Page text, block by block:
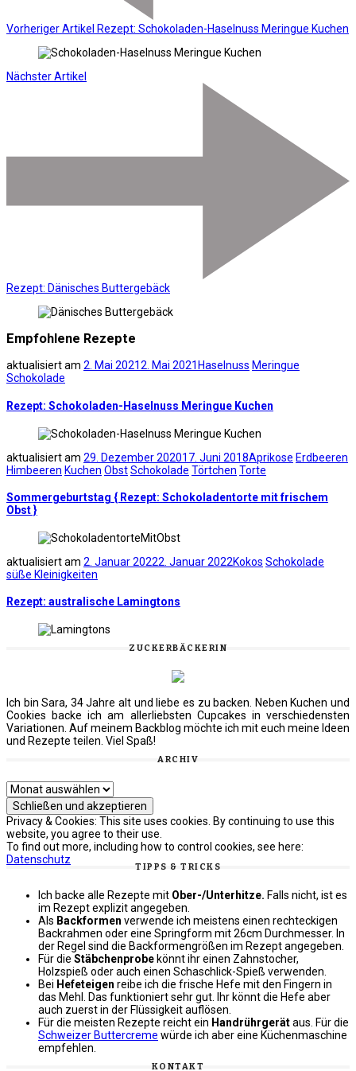
Vorheriger Artikel Rezept: Schokoladen-Haselnuss Meringue Kuchen
Nächster Artikel
Rezept: Dänisches Buttergebäck
Empfohlene Rezepte
aktualisiert am 2. Mai 20212. Mai 2021 Haselnuss Meringue
Schokolade
Rezept: Schokoladen-Haselnuss Meringue Kuchen
aktualisiert am 29. Dezember 202017. Juni 2018Aprikose Erdbeeren
Himbeeren Kuchen ObstSchokolade Törtchen Torte
Sommergeburtstag { Rezept: Schokoladentorte mit frischem
Obst }
aktualisiert am 2. Januar 20222. Januar 2022Kokos Schokolade
süße Kleinigkeiten
Rezept: australische Lamingtons
ZUCKERBÄCKERIN
Ich bin Sara, 34 Jahre alt und liebe es zu backen. Neben Kuchen und
Cookies backe ich am allerliebsten Cupcakes in verschiedensten
Variationen. Auf meinem Backblog möchte ich mit euch meine Ideen
und Rezepte teilen. Viel Spaß!
ARCHIV
Archiv
Privacy & Cookies: This site uses cookies. By continuing to use this
website, you agree to their use.
To find out more, including how to control cookies, see here:
Datenschutz
TIPPS & TRICKS
Ich backe alle Rezepte mit Ober-/Unterhitze. Falls nicht, ist es
im Rezept explizit angegeben.
Als Backformen verwende ich meistens einen rechteckigen
Backrahmen oder eine Springform mit 26cm Durchmesser. In
der Regel sind die Backformengrößen im Rezept angegeben.
Für die Stäbchenprobe könnt ihr einen Zahnstocher,
Holzspieß oder auch einen Schaschlick-Spieß verwenden.
Bei Hefeteigen reibe ich die frische Hefe mit den Fingern in
das Mehl. Das funktioniert sehr gut. Ihr könnt die Hefe aber
auch zuerst in der Flüssigkeit auflösen.
Für die meisten Rezepte reicht ein Handrührgerätaus. Für die
Schweizer Buttercreme würde ich aber eine Küchenmaschine
empfehlen.
KONTAKT